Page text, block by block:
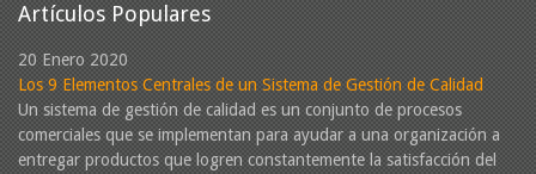
Artículos Populares
20 Enero 2020
Los 9 Elementos Centrales de un Sistema de Gestión de Calidad
Un sistema de gestión de calidad es un conjunto de procesos
comerciales que se implementan para ayudar a una organización a
entregar productos que logren constantemente la satisfacción del